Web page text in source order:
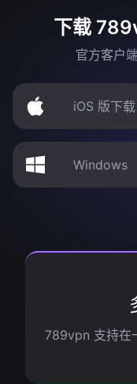
下载
官方客户
iOS 版下载
Windows
789vpn 支持在